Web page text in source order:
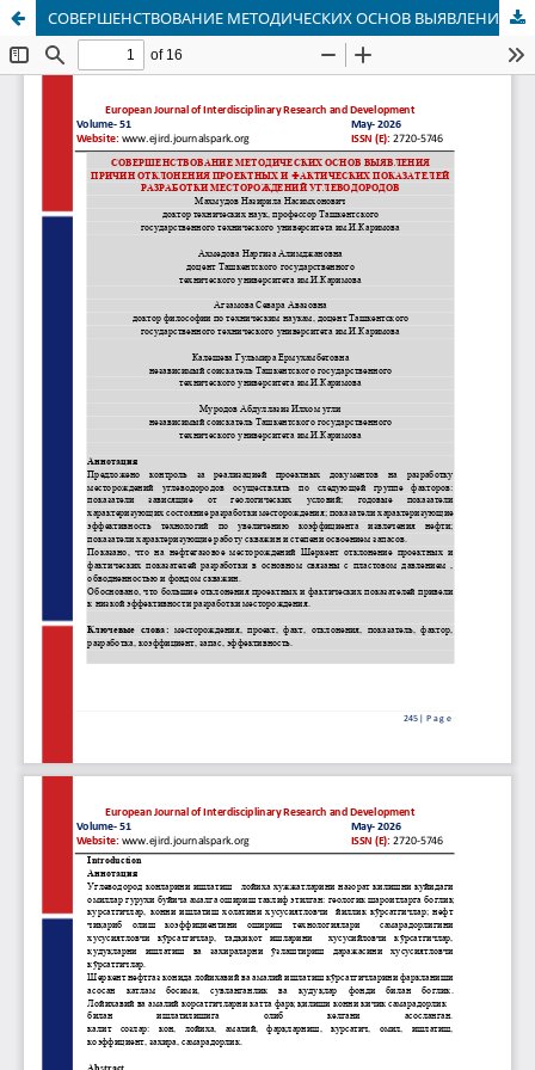
СОВЕРШЕНСТВОВАНИЕ МЕТОДИЧЕСКИХ ОСНОВ ВЫЯВЛЕНИЯ ПРИЧИН ОТКЛОНЕНИЯ ПРОЕКТНЫХ И ФАКТИЧЕСКИХ ПОКАЗАТЕЛЕЙ РАЗРАБОТКИ МЕСТОРОЖДЕНИЙ УГЛЕВОДОРОДОВ